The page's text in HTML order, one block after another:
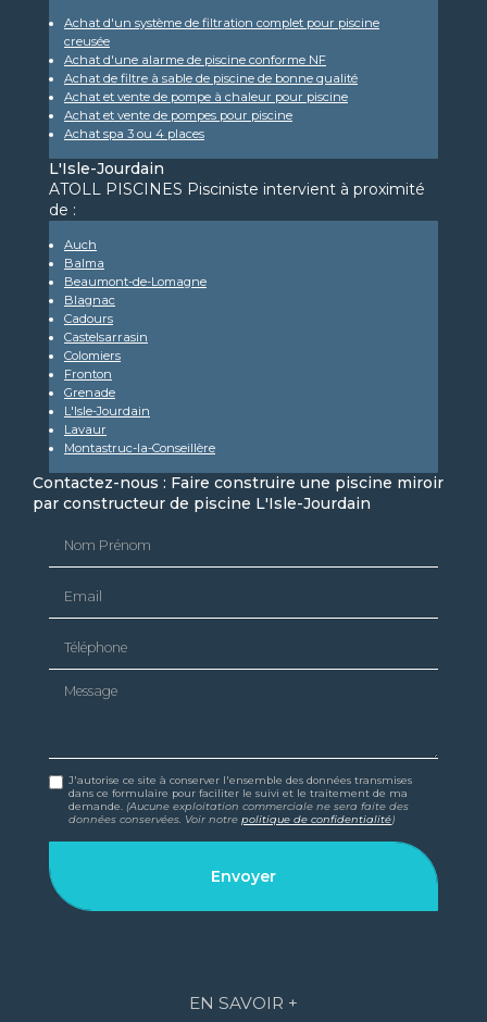
Achat d'un système de filtration complet pour piscine
creusée
Achat d'une alarme de piscine conforme NF
Achat de filtre à sable de piscine de bonne qualité
Achat et vente de pompe à chaleur pour piscine
Achat et vente de pompes pour piscine
Achat spa 3 ou 4 places
L'Isle-Jourdain
ATOLL PISCINES Pisciniste intervient à proximité
de :
Auch
Balma
Beaumont-de-Lomagne
Blagnac
Cadours
Castelsarrasin
Colomiers
Fronton
Grenade
L'Isle-Jourdain
Lavaur
Montastruc-la-Conseillère
Contactez-nous : Faire construire une piscine miroir
par constructeur de piscine L'Isle-Jourdain
Message
J'autorise ce site à conserver l'ensemble des données transmises
dans ce formulaire pour faciliter le suivi et le traitement de ma
demande. (Aucune exploitation commerciale ne sera faite des
données conservées. Voir notrepolitique de confidentialité)
EN SAVOIR +